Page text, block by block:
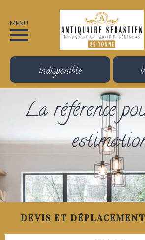
MENU
indisponible
La référence
DEVIS ET